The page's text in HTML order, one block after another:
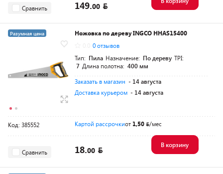
Сравнить 149.00
Разумная цена
Ножовка по дереву INGCO HHAS15400
0 отзывов
Тип: Пила Назначение: По дереву TPI:
7 Длина полотна: 400 мм
Заказать в магазин - 14 августа
Доставка курьером - 14 августа
Код: 385552 Картой рассрочкиот 1,50 /мес
Сравнить 18.00
В корзину